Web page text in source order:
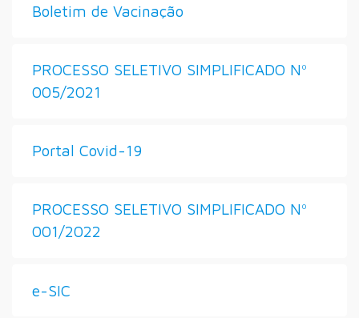
Boletim de Vacinação
PROCESSO SELETIVO SIMPLIFICADO Nº
005/2021
Portal Covid-19
PROCESSO SELETIVO SIMPLIFICADO Nº
001/2022
e-SIC